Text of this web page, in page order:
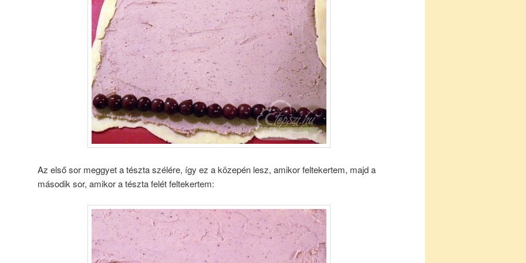
Az első sor meggyet a tészta szélére, így ez a közepén lesz, amikor feltekertem, majd a
második sor, amikor a tészta felét feltekertem: